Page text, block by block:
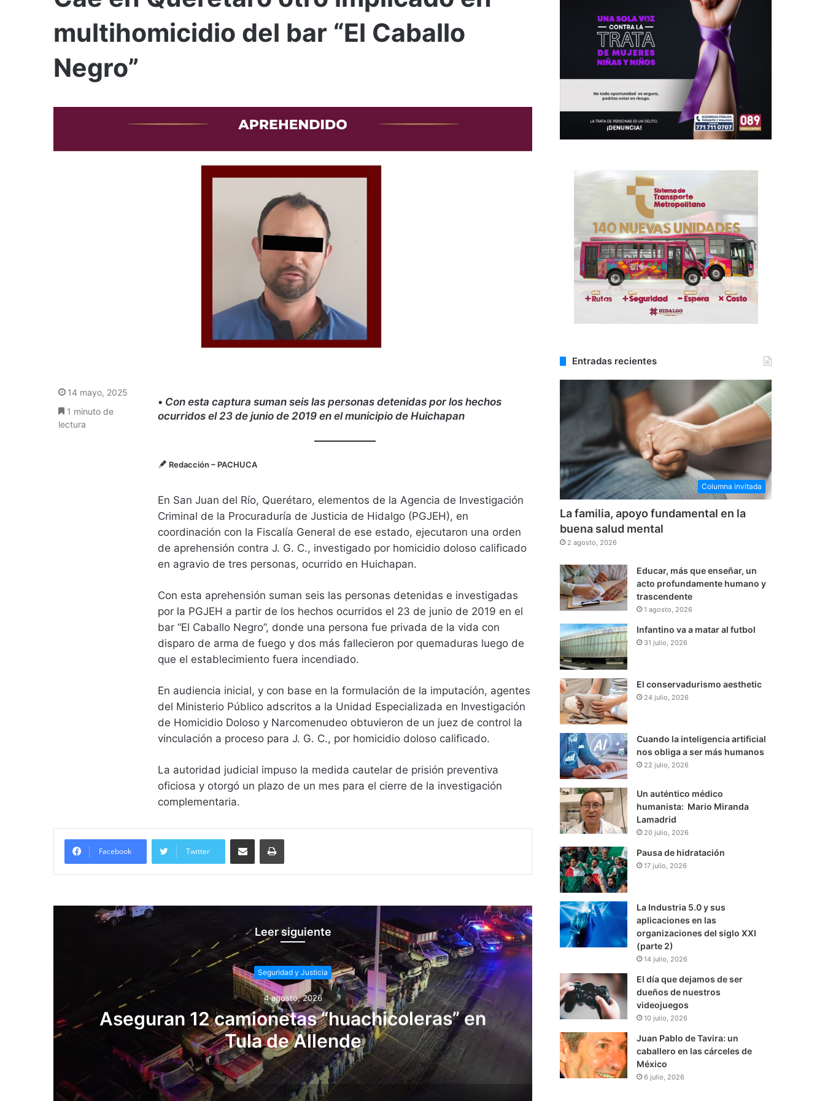
multihomicidio del bar “El Caballo
Negro”
• Con esta captura suman seis las personas detenidas por los hechos
ocurridos el 23 de junio de 2019 en el municipio de Huichapan
Redacción – PACHUCA
En San Juan del Río, Querétaro, elementos de la Agencia de Investigación
Criminal de la Procuraduría de Justicia de Hidalgo (PGJEH), en
coordinación con la Fiscalía General de ese estado, ejecutaron una orden
de aprehensión contra J. G. C., investigado por homicidio doloso calificado
en agravio de tres personas, ocurrido en Huichapan.
Con esta aprehensión suman seis las personas detenidas e investigadas
por la PGJEH a partir de los hechos ocurridos el 23 de junio de 2019 en el
bar “El Caballo Negro”, donde una persona fue privada de la vida con
disparo de arma de fuego y dos más fallecieron por quemaduras luego de
que el establecimiento fuera incendiado.
En audiencia inicial, y con base en la formulación de la imputación, agentes
del Ministerio Público adscritos a la Unidad Especializada en Investigación
de Homicidio Doloso y Narcomenudeo obtuvieron de un juez de control la
vinculación a proceso para J. G. C., por homicidio doloso calificado.
La autoridad judicial impuso la medida cautelar de prisión preventiva
oficiosa y otorgó un plazo de un mes para el cierre de la investigación
complementaria.
14 mayo, 2025
1 minuto de
lectura
Facebook Twitter
Compartir vía email Imprimir
Leer siguiente
Seguridad y Justicia
4 agosto, 2026
Aseguran 12 camionetas “huachicoleras” en
Tula de Allende
Mujer perdió la vida tras ser
Urvan de
Entradas recientes
Columna invitada
La familia, apoyo fundamental en la
buena salud mental
2 agosto, 2026
Educar, más que enseñar, un
acto profundamente humano y
trascendente
1 agosto, 2026
Infantino va a matar al futbol
31 julio, 2026
El conservadurismo aesthetic
24 julio, 2026
Cuando la inteligencia artificial
nos obliga a ser más humanos
22 julio, 2026
Un auténtico médico
humanista: Mario Miranda
Lamadrid
20 julio, 2026
Pausa de hidratación
17 julio, 2026
La Industria 5.0 y sus
aplicaciones en las
organizaciones del siglo XXI
(parte 2)
14 julio, 2026
El día que dejamos de ser
dueños de nuestros
videojuegos
10 julio, 2026
Juan Pablo de Tavira: un
caballero en las cárceles de
México
6 julio, 2026